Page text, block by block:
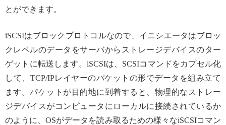
とができます。
iSCSIはブロックプロトコルなので、イニシエータはブロッ
クレベルのデータをサーバからストレージデバイスのター
ゲットに転送します。iSCSIは、SCSIコマンドをカプセル化
して、TCP/IPレイヤーのパケットの形でデータを組み立て
ます。パケットが目的地に到着すると、物理的なストレー
ジデバイスがコンピュータにローカルに接続されているか
のように、OSがデータを読み取るための様々なiSCSIコマン